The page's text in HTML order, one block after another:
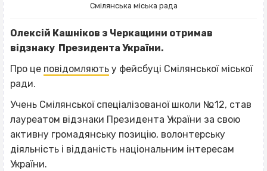
Смілянська міська рада
Олексій Кашніков з Черкащини отримав
відзнаку Президента України.
Про це повідомляють у фейсбуці Смілянської міської
ради.
Учень Смілянської спеціалізованої школи №12, став
лауреатом відзнаки Президента України за свою
активну громадянську позицію, волонтерську
діяльність і відданість національним інтересам
України.